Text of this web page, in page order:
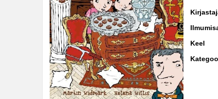
Biograafiad ja memuaarid
Disain
Eesti autorid
Eneseabi ja vaimsus
Erootika
Keel